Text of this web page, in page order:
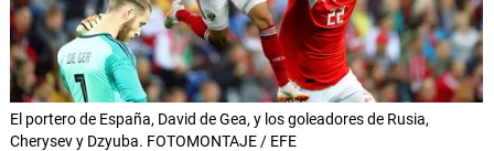
El portero de España, David de Gea, y los goleadores de Rusia,
Cherysev y Dzyuba. FOTOMONTAJE / EFE